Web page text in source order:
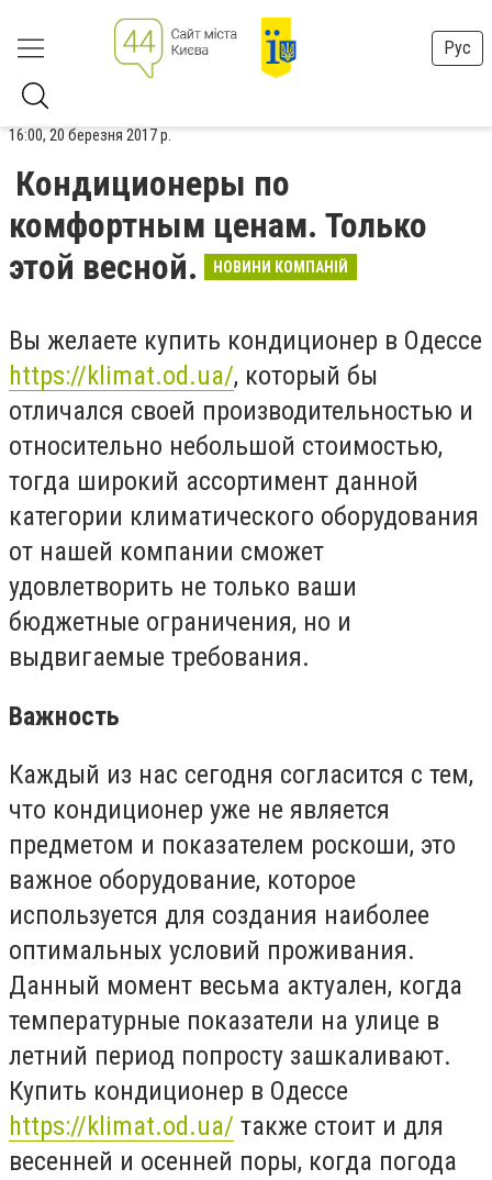
Рус
16:00, 20 березня 2017 р.
Кондиционеры по
комфортным ценам. Только
этой весной.
НОВИНИ КОМПАНІЙ
Вы желаете купить кондиционер в Одессе
https://klimat.od.ua/, который бы
отличался своей производительностью и
относительно небольшой стоимостью,
тогда широкий ассортимент данной
категории климатического оборудования
от нашей компании сможет
удовлетворить не только ваши
бюджетные ограничения, но и
выдвигаемые требования.
Важность
Каждый из нас сегодня согласится с тем,
что кондиционер уже не является
предметом и показателем роскоши, это
важное оборудование, которое
используется для создания наиболее
оптимальных условий проживания.
Данный момент весьма актуален, когда
температурные показатели на улице в
летний период попросту зашкаливают.
Купить кондиционер в Одессе
https://klimat.od.ua/ также стоит и для
весенней и осенней поры, когда погода